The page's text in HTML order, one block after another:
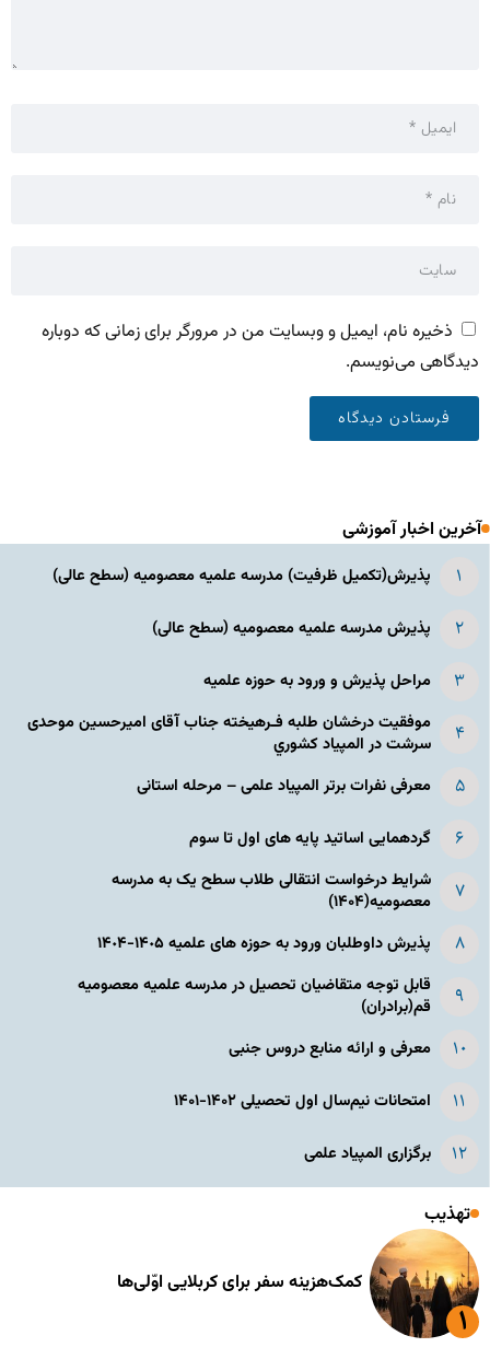
ذخیره نام، ایمیل و وبسایت من در مرورگر برای زمانی که دوباره
دیدگاهی می‌نویسم.
آخرین اخبار آموزشی
پذیرش(تکمیل ظرفیت) مدرسه علمیه معصومیه‌ (سطح عالی)
پذیرش مدرسه علمیه معصومیه‌ (سطح عالی)
مراحل پذیرش و ورود به حوزه علمیه
موفقیت درخشان طلبه فـرهیخته جناب آقای امیرحسین موحدی
سرشت در المپياد كشوري
معرفی نفرات برتر المپیاد علمی – مرحله استانی
گردهمایی اساتید پایه های اول تا سوم
شرایط درخواست انتقالی طلاب سطح یک به مدرسه
معصومیه(۱۴۰۴)
پذیرش داوطلبان ورود به حوزه های علمیه ١۴٠۵-١۴٠۴
قابل توجه متقاضیان تحصیل در مدرسه علمیه معصومیه
قم(برادران)
معرفی و ارائه منابع دروس جنبی
امتحانات نیم‌سال اول تحصیلی ۱۴۰۲-۱۴۰۱
برگزاری المپیاد علمی
تهذیب
کمک‌هزینه سفر برای کربلایی اوّلی‌ها